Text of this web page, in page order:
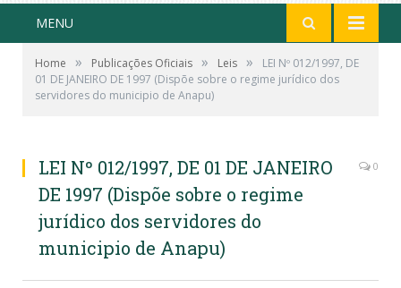
MENU
Home » Publicações Oficiais » Leis »
LEI Nº 012/1997, DE
01 DE JANEIRO DE 1997 (Dispõe sobre o regime jurídico dos
servidores do municipio de Anapu)
LEI Nº 012/1997, DE 01 DE JANEIRO
DE 1997 (Dispõe sobre o regime
jurídico dos servidores do
municipio de Anapu)
0